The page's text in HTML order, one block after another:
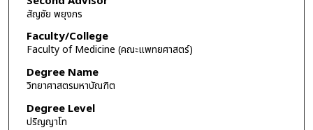
สัญชัย พยุงภร
Faculty/College
Faculty of Medicine (คณะแพทยศาสตร์)
Degree Name
วิทยาศาสตรมหาบัณฑิต
Degree Level
ปริญญาโท